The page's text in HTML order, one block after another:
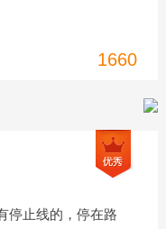
1660
停止线的，停在路